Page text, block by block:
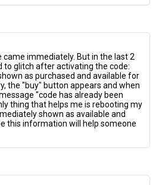
came immediately. But in the last 2
to glitch after activating the code:
as purchased and available for
the "buy" button appears and when
"code has already been
thing that helps me is rebooting my
shown as available and
this information will help someone